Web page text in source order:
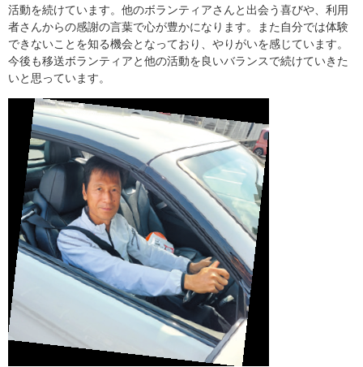
活動を続けています。他のボランティアさんと出会う喜びや、利用
者さんからの感謝の言葉で心が豊かになります。また自分では体験
できないことを知る機会となっており、やりがいを感じています。
今後も移送ボランティアと他の活動を良いバランスで続けていきた
いと思っています。